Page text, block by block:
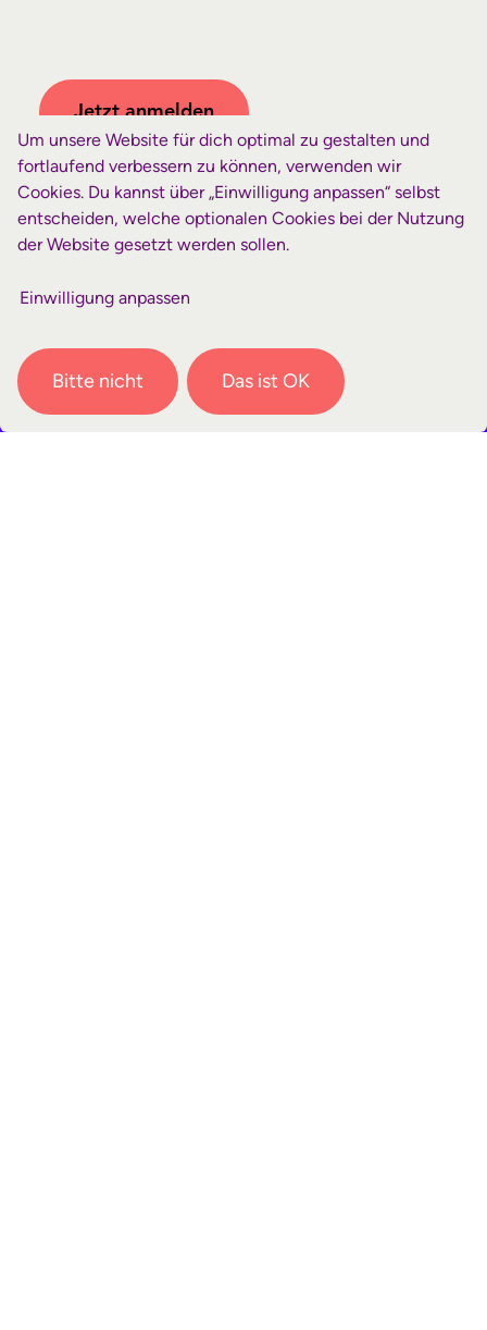
Jetzt anmelden
Um unsere Website für dich optimal zu gestalten und
fortlaufend verbessern zu können, verwenden wir
Cookies. Du kannst über „Einwilligung anpassen“ selbst
entscheiden, welche optionalen Cookies bei der Nutzung
der Website gesetzt werden sollen.
Einwilligung anpassen
Bitte nicht Das ist OK